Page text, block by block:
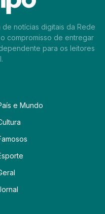
de notícias digitais da Rede
compromisso de entregar
para os leitores
e Mundo